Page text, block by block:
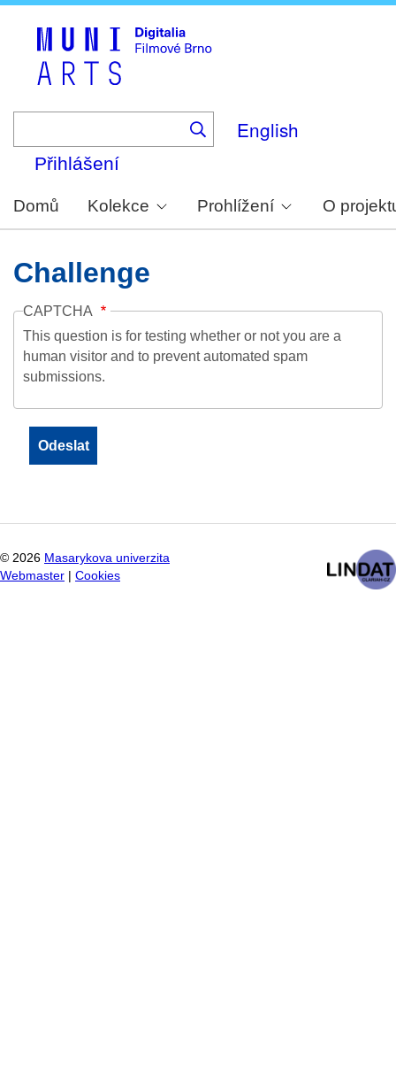
English
Přihlášení
Domů Kolekce Prohlížení O
Challenge
CAPTCHA
This question is for testing whether or not you are a
human visitor and to prevent automated spam
submissions.
© 2026 Masarykova univerzita
Webmaster
Cookies